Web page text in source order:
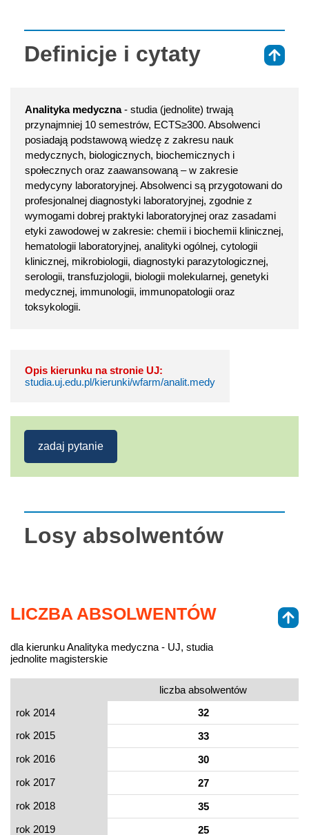
Definicje i cytaty
Analityka medyczna- studia (jednolite) trwają
przynajmniej 10 semestrów, ECTS≥300. Absolwenci
posiadają podstawową wiedzę z zakresu nauk
medycznych, biologicznych, biochemicznych i
społecznych oraz zaawansowaną – w zakresie
medycyny laboratoryjnej. Absolwenci są przygotowani do
profesjonalnej diagnostyki laboratoryjnej, zgodnie z
wymogami dobrej praktyki laboratoryjnej oraz zasadami
etyki zawodowej w zakresie: chemii i biochemii klinicznej,
hematologii laboratoryjnej, analityki ogólnej, cytologii
klinicznej, mikrobiologii, diagnostyki parazytologicznej,
serologii, transfuzjologii, biologii molekularnej, genetyki
medycznej, immunologii, immunopatologii oraz
toksykologii.
Opis kierunku na stronie UJ:
studia.uj.edu.pl/kierunki/wfarm/analit.medy
zadaj pytanie
Losy absolwentów
LICZBA ABSOLWENTÓW
dla kierunku Analityka medyczna - UJ, studia
jednolite magisterskie
liczba absolwentów
rok 2014
32
rok 2015
33
rok 2016
30
rok 2017
27
rok 2018
35
rok 2019
25